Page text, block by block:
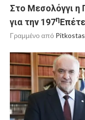
Στο Μεσολόγγι η
για την 197ηE
Γραμμένο από Pitkostas